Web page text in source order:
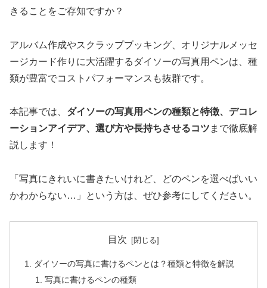
きることをご存知ですか？
アルバム作成やスクラップブッキング、オリジナルメッセ
ージカード作りに大活躍するダイソーの写真用ペンは、種
類が豊富でコストパフォーマンスも抜群です。
本記事では、 ダイソーの写真用ペンの種類と特徴、デコレ
ーションアイデア、選び方や長持ちさせるコツ まで徹底解
説します！
「写真にきれいに書きたいけれど、どのペンを選べばいい
かわからない…」という方は、ぜひ参考にしてください。
目次
ダイソーの写真に書けるペンとは？種類と特徴を解説
写真に書けるペンの種類